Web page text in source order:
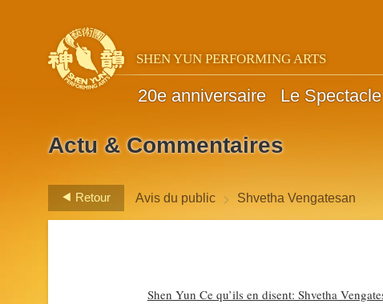
SHEN YUN PERFORMING ARTS
20e anniversaire Le Spectacle
Actu & Commentaires
Retour Avis du public > Shvetha Vengatesan
Shen Yun Ce qu’ils en disent: Shvetha